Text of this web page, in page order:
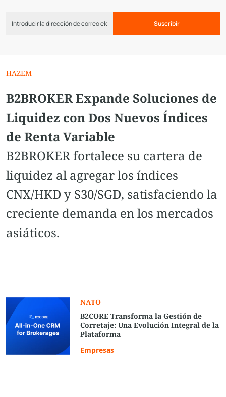
Suscribir
HAZEM
B2BROKER Expande Soluciones de
Liquidez con Dos Nuevos Índices
de Renta Variable
B2BROKER fortalece su cartera de
liquidez al agregar los índices
CNX/HKD y S30/SGD, satisfaciendo la
creciente demanda en los mercados
asiáticos.
NATO
B2CORE Transforma la Gestión de
Corretaje: Una Evolución Integral de la
Plataforma
Empresas